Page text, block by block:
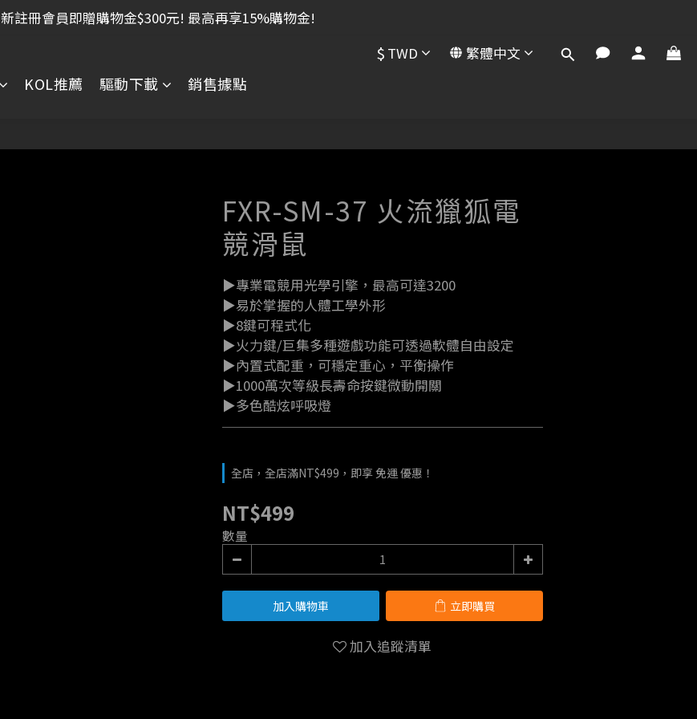
新註冊會員即贈購物金$300元! 最高再享15%購物金!
$ TWD 繁體中文
KOL推薦 驅動下載 銷售據點
FXR-SM-37 火流獵狐電
競滑鼠
▶專業電競用光學引擎，最高可達3200
▶易於掌握的人體工學外形
▶8鍵可程式化
▶火力鍵/巨集多種遊戲功能可透過軟體自由設定
▶內置式配重，可穩定重心，平衡操作
▶1000萬次等級長壽命按鍵微動開關
▶多色酷炫呼吸燈
全店，全店滿NT$499，即享 免運 優惠！
NT$499
數量
加入購物車 立即購買
加入追蹤清單
立即購買